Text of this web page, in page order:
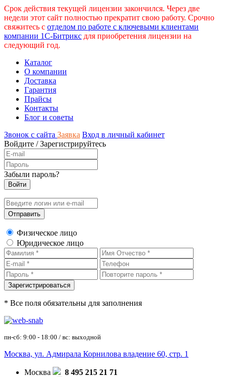
Срок действия текущей лицензии закончился. Через две
недели этот сайт полностью прекратит свою работу. Срочно
свяжитесь с отделом по работе с ключевыми клиентами
компании 1С-Битрикс для приобретения лицензии на
следующий год.
Каталог
О компании
Доставка
Гарантия
Прайсы
Контакты
Блог и советы
Звонок с сайта Заявка Вход в личный кабинет
Войдите /Зарегистрируйтесь
Забыли пароль?
Физическое лицо
Юридическое лицо
* Все поля обязательны для заполнения
пн-сб: 9:00 - 18:00 / вс: выходной
Москва, ул. Адмирала Корнилова владение 60, стр. 1
Москва
8 495 215 21 71